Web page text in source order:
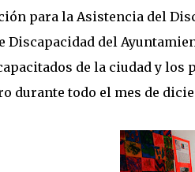
para la Asistencia del
Discapacidad del
de la ciudad y los
durante todo el mes de